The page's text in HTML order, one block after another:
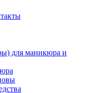
для маникюра и